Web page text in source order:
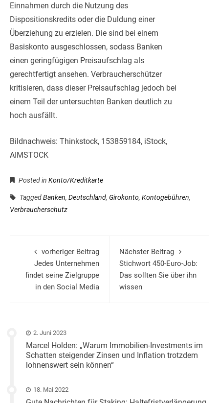
Einnahmen durch die Nutzung des
Dispositionskredits oder die Duldung einer
Überziehung zu erzielen. Die sind bei einem
Basiskonto ausgeschlossen, sodass Banken
einen geringfügigen Preisaufschlag als
gerechtfertigt ansehen. Verbraucherschützer
kritisieren, dass dieser Preisaufschlag jedoch bei
einem Teil der untersuchten Banken deutlich zu
hoch ausfällt.
Bildnachweis: Thinkstock, 153859184, iStock,
AIMSTOCK
Posted in Konto/Kreditkarte
TaggedBanken, Deutschland, Girokonto, Kontogebühren,
Verbraucherschutz
vorheriger Beitrag
Jedes Unternehmen
findet seine Zielgruppe
in den Social Media
Nächster Beitrag
Stichwort 450-Euro-Job:
Das sollten Sie über ihn
wissen
2. Juni 2023
Marcel Holden: „Warum Immobilien-Investments im
Schatten steigender Zinsen und Inflation trotzdem
lohnenswert sein können“
18. Mai 2022